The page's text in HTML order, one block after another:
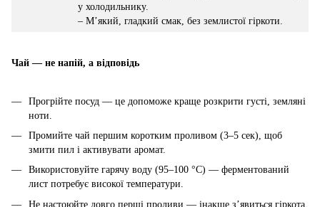
у холодильнику.
– М’який, гладкий смак, без землистої гіркоти.
Чай — не напій, а відповідь
Прогрійте посуд — це допоможе краще розкрити густі, земляні
ноти.
Промийте чай першим коротким проливом (3–5 сек), щоб
змити пил і активувати аромат.
Використовуйте гарячу воду (95–100 °C) — ферментований
лист потребує високої температури.
Не настоюйте довго перші проливи — інакше з’явиться гіркота.